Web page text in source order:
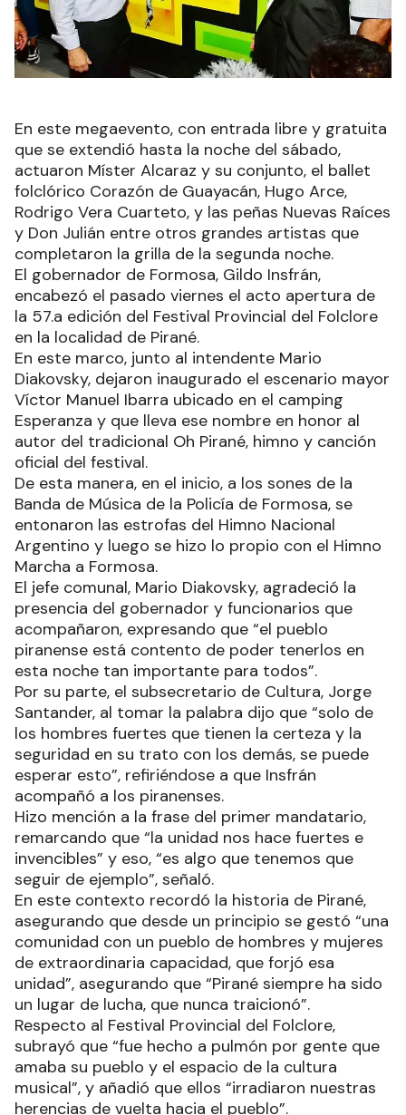
En este megaevento, con entrada libre y gratuita
que se extendió hasta la noche del sábado,
actuaron Míster Alcaraz y su conjunto, el ballet
folclórico Corazón de Guayacán, Hugo Arce,
Rodrigo Vera Cuarteto, y las peñas Nuevas Raíces
y Don Julián entre otros grandes artistas que
completaron la grilla de la segunda noche.
El gobernador de Formosa, Gildo Insfrán,
encabezó el pasado viernes el acto apertura de
la 57.a edición del Festival Provincial del Folclore
en la localidad de Pirané.
En este marco, junto al intendente Mario
Diakovsky, dejaron inaugurado el escenario mayor
Víctor Manuel Ibarra ubicado en el camping
Esperanza y que lleva ese nombre en honor al
autor del tradicional Oh Pirané, himno y canción
oficial del festival.
De esta manera, en el inicio, a los sones de la
Banda de Música de la Policía de Formosa, se
entonaron las estrofas del Himno Nacional
Argentino y luego se hizo lo propio con el Himno
Marcha a Formosa.
El jefe comunal, Mario Diakovsky, agradeció la
presencia del gobernador y funcionarios que
acompañaron, expresando que “el pueblo
piranense está contento de poder tenerlos en
esta noche tan importante para todos”.
Por su parte, el subsecretario de Cultura, Jorge
Santander, al tomar la palabra dijo que “solo de
los hombres fuertes que tienen la certeza y la
seguridad en su trato con los demás, se puede
esperar esto”, refiriéndose a que Insfrán
acompañó a los piranenses.
Hizo mención a la frase del primer mandatario,
remarcando que “la unidad nos hace fuertes e
invencibles” y eso, “es algo que tenemos que
seguir de ejemplo”, señaló.
En este contexto recordó la historia de Pirané,
asegurando que desde un principio se gestó “una
comunidad con un pueblo de hombres y mujeres
de extraordinaria capacidad, que forjó esa
unidad”, asegurando que “Pirané siempre ha sido
un lugar de lucha, que nunca traicionó”.
Respecto al Festival Provincial del Folclore,
subrayó que “fue hecho a pulmón por gente que
amaba su pueblo y el espacio de la cultura
musical”, y añadió que ellos “irradiaron nuestras
herencias de vuelta hacia el pueblo”.